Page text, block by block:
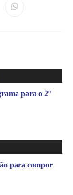
para o 2º
para compor